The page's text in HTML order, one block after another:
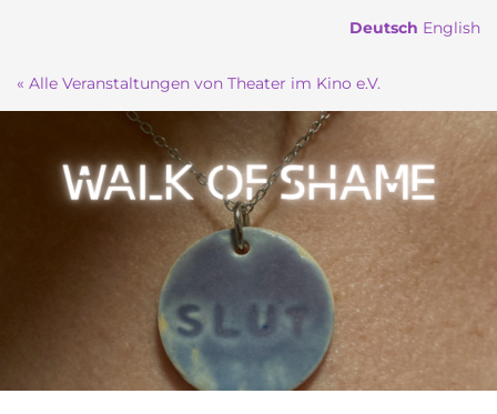
springen
Deutsch English
« Alle Veranstaltungen von Theater im Kino e.V.